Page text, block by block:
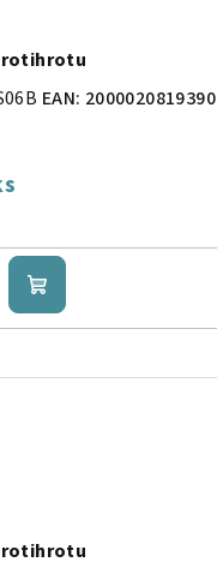
EAN: 2000020819390
Do
košíku